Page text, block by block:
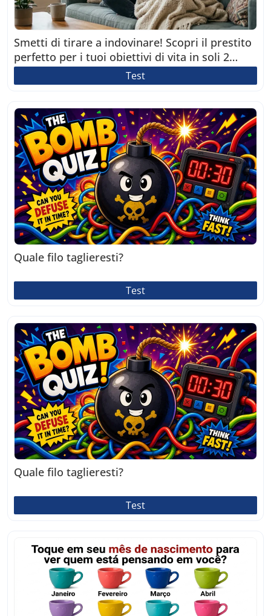
Smetti di tirare a indovinare! Scopri il prestito
perfetto per i tuoi obiettivi di vita in soli 2
minuti.
Test
Quale filo taglieresti?
Test
Quale filo taglieresti?
Test